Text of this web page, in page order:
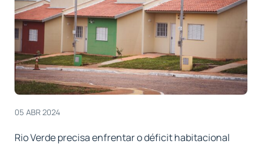
05 ABR 2024
Rio Verde precisa enfrentar o déficit habitacional